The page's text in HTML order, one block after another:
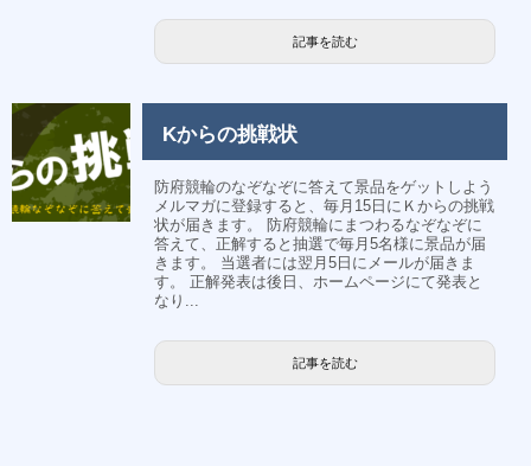
記事を読む
Kからの挑戦状
防府競輪のなぞなぞに答えて景品をゲットしよう
メルマガに登録すると、毎月15日にＫからの挑戦
状が届きます。 防府競輪にまつわるなぞなぞに
答えて、正解すると抽選で毎月5名様に景品が届
きます。 当選者には翌月5日にメールが届きま
す。 正解発表は後日、ホームページにて発表と
なり...
記事を読む